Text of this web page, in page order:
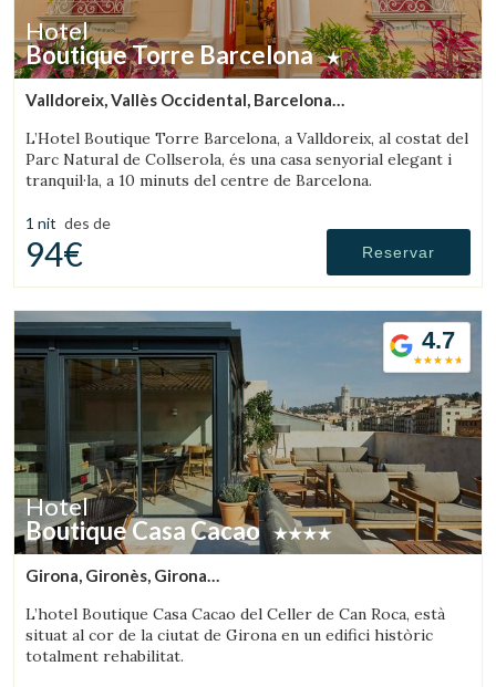
Hotel
Boutique Torre Barcelona
Valldoreix, Vallès Occidental, Barcelona
L’Hotel Boutique Torre Barcelona, a Valldoreix, al costat del
Parc Natural de Collserola, és una casa senyorial elegant i
tranquil·la, a 10 minuts del centre de Barcelona.
1 nit des de
94€ Reservar
4.7
Hotel
Boutique Casa Cacao
Girona, Gironès, Girona
L’hotel Boutique Casa Cacao del Celler de Can Roca, està
situat al cor de la ciutat de Girona en un edifici històric
totalment rehabilitat.